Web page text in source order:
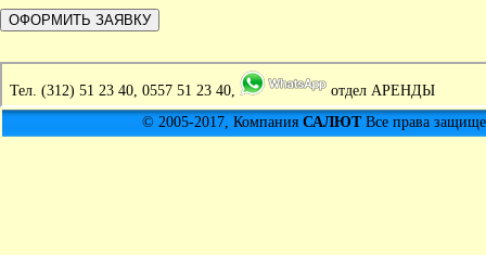
Тел. (312) 51 23 40, 0557 51 23 40,
отдел АРЕНДЫ
© 2005-2017, Компания САЛЮТВсе права